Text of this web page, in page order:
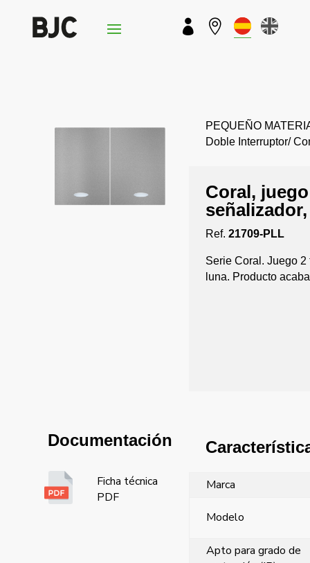
 
PEQUEÑO
Doble Interruptor/
Coral,
Ref. 21709-PLL
Serie Coral. Juego
luna. Producto
Documentación
Ficha técnica
PDF
Marca
Modelo
Apto para grado de